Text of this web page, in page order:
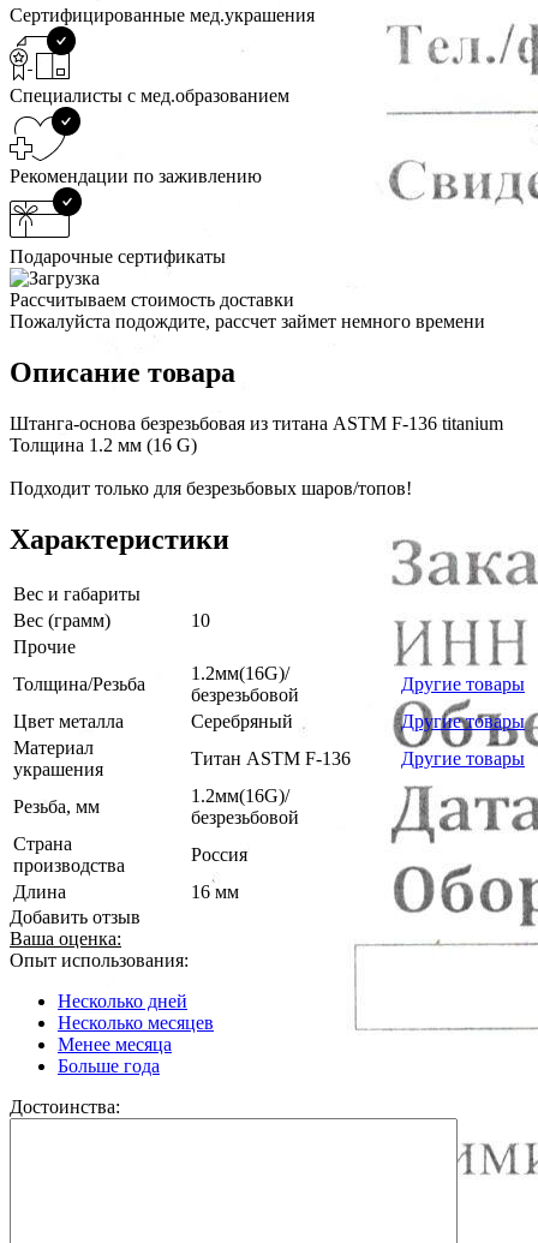
Сертифицированные мед.украшения
Специалисты с мед.образованием
Рекомендации по заживлению
Подарочные сертификаты
Рассчитываем стоимость доставки
Пожалуйста подождите, рассчет займет немного времени
Описание товара
Штанга-основа безрезьбовая из титана ASTM F-136 titanium
Толщина 1.2 мм (16 G)
Подходит только для безрезьбовых шаров/топов!
Характеристики
Вес и габариты
Вес (грамм)
10
Прочие
Толщина/Резьба
1.2мм(16G)/
безрезьбовой
Другие товары
Цвет металла
Серебряный
Другие товары
Материал
украшения
Титан ASTM F-136 Другие товары
Резьба, мм
1.2мм(16G)/
безрезьбовой
Страна
производства
Россия
Длина
16 мм
Добавить отзыв
Ваша оценка:
Опыт использования:
Несколько дней
Несколько месяцев
Менее месяца
Больше года
Достоинства: